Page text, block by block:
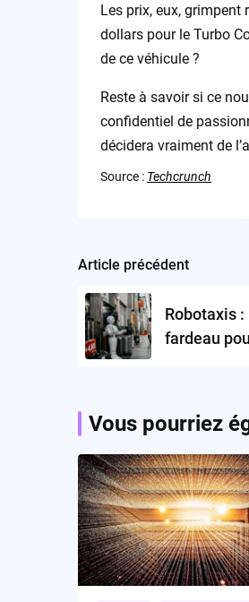
Les prix, eux, grimpent
dollars pour le Turbo
de ce véhicule ?
Reste à savoir si ce
confidentiel de
décidera vraiment de
Source : Techcrunch
Post
navigation
Article précédent
Robotaxis
fardeau
Vous pourriez